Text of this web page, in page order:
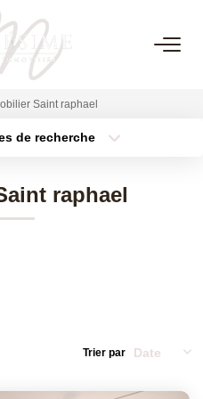
Saint raphael
de recherche
raphael
Trier par